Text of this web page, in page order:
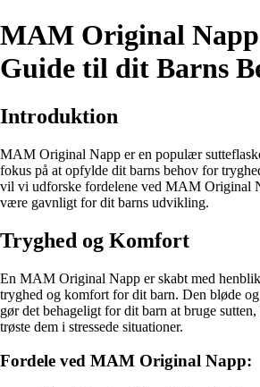
MAM Original
Guide til dit Barns
Introduktion
MAM Original Napp er en populær
fokus på at opfylde dit barns behov for
vil vi udforske fordelene ved MAM Original
være gavnligt for dit barns udvikling.
Tryghed og Komfort
En MAM Original Napp er skabt med
tryghed og komfort for dit barn. Den bløde
gør det behageligt for dit barn at bruge
trøste dem i stressede situationer.
Fordele ved MAM Original Napp: